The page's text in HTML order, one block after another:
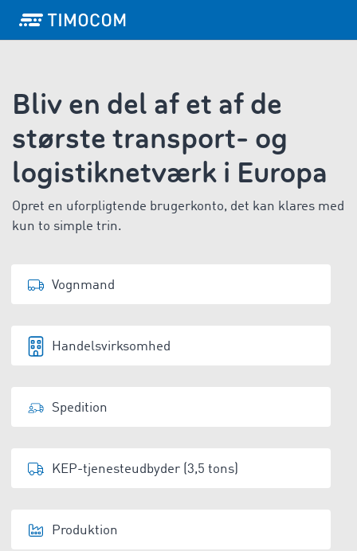
Bliv en del af et af de
største transport- og
logistiknetværk i Europa
Opret en uforpligtende brugerkonto, det kan klares med
kun to simple trin.
Vognmand
Handelsvirksomhed
Spedition
KEP-tjenesteudbyder (3,5 tons)
Produktion